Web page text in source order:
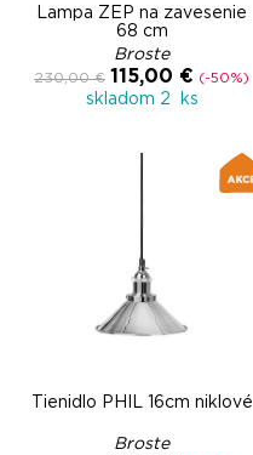
Lampa ZEP na zavesenie
68 cm
Broste
230,00 € 115,00 € (-50%)
skladom 2 ks
Tienidlo PHIL 16cm niklové
Broste